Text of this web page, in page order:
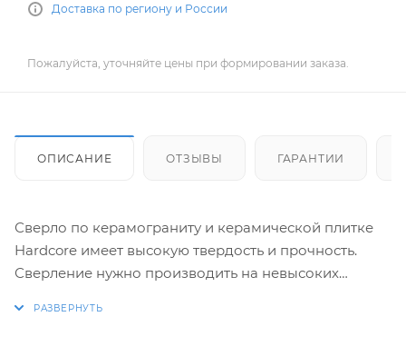
Доставка по региону и России
Пожалуйста, уточняйте цены при формировании заказа.
ОПИСАНИЕ ОТЗЫВЫ ГАРАНТИИ
Сверло по керамограниту и керамической плитке
Hardcore имеет высокую твердость и прочность.
Сверление нужно производить на невысоких